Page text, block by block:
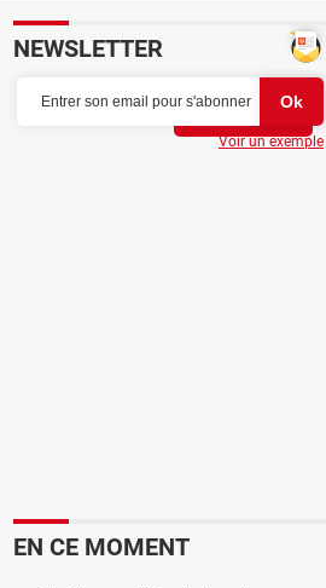
et
les fournisseurs, les clients, le
NEWSLETTER
Voir un exemple
EN CE MOMENT